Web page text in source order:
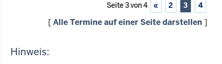
Seite 3 von 4 « 2 3 4
[Alle Termine auf einer Seite darstellen ]
Hinweis: